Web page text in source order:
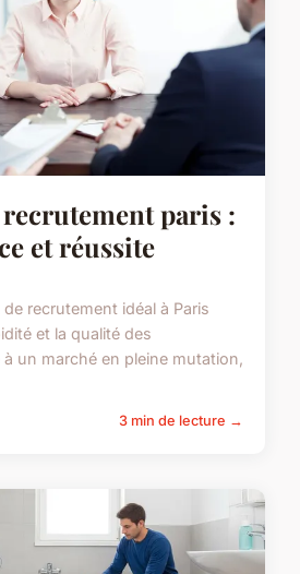
paris :
et réussite
recrutement idéal à Paris
et la qualité des
un marché en pleine mutation,
3 min de lecture →